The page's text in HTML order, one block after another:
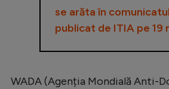
se arăta în
publicat de ITIA pe 19
WADA (Agenția Mondială Anti-